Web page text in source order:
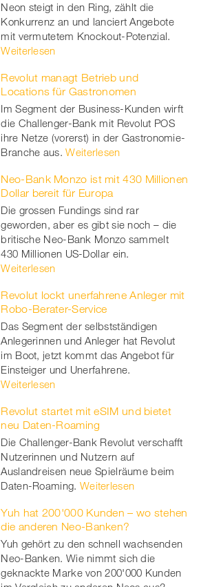
Neon steigt in den Ring, zählt die
Konkurrenz an und lanciert Angebote
mit vermutetem Knockout-Potenzial.
Weiterlesen
Revolut managt Betrieb und
Locations für Gastronomen
Im Segment der Business-Kunden wirft
die Challenger-Bank mit Revolut POS
ihre Netze (vorerst) in der Gastronomie-
Branche aus. Weiterlesen
Neo-Bank Monzo ist mit 430 Millionen
Dollar bereit für Europa
Die grossen Fundings sind rar
geworden, aber es gibt sie noch – die
britische Neo-Bank Monzo sammelt
430 Millionen US-Dollar ein.
Weiterlesen
Revolut lockt unerfahrene Anleger mit
Robo-Berater-Service
Das Segment der selbstständigen
Anlegerinnen und Anleger hat Revolut
im Boot, jetzt kommt das Angebot für
Einsteiger und Unerfahrene.
Weiterlesen
Revolut startet mit eSIM und bietet
neu Daten-Roaming
Die Challenger-Bank Revolut verschafft
Nutzerinnen und Nutzern auf
Auslandreisen neue Spielräume beim
Daten-Roaming. Weiterlesen
Yuh hat 200'000 Kunden – wo stehen
die anderen Neo-Banken?
Yuh gehört zu den schnell wachsenden
Neo-Banken. Wie nimmt sich die
geknackte Marke von 200'000 Kunden